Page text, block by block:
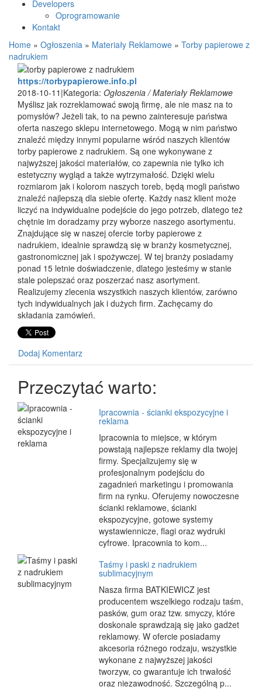
Developers
Oprogramowanie
Kontakt
Home » Ogłoszenia » Materiały Reklamowe » Torby papierowe z
nadrukiem
https://torbypapierowe.info.pl
2018-10-11 |Kategoria: Ogłoszenia / Materiały Reklamowe
Myślisz jak rozreklamować swoją firmę, ale nie masz na to
pomysłów? Jeżeli tak, to na pewno zainteresuje państwa
oferta naszego sklepu internetowego. Mogą w nim państwo
znaleźć między innymi popularne wśród naszych klientów
torby papierowe z nadrukiem. Są one wykonywane z
najwyższej jakości materiałów, co zapewnia nie tylko ich
estetyczny wygląd a także wytrzymałość. Dzięki wielu
rozmiarom jak i kolorom naszych toreb, będą mogli państwo
znaleźć najlepszą dla siebie ofertę. Każdy nasz klient może
liczyć na indywidualne podejście do jego potrzeb, dlatego też
chętnie im doradzamy przy wyborze naszego asortymentu.
Znajdujące się w naszej ofercie torby papierowe z
nadrukiem, idealnie sprawdzą się w branży kosmetycznej,
gastronomicznej jak i spożywczej. W tej branży posiadamy
ponad 15 letnie doświadczenie, dlatego jesteśmy w stanie
stale polepszać oraz poszerzać nasz asortyment.
Realizujemy zlecenia wszystkich naszych klientów, zarówno
tych indywidualnych jak i dużych firm. Zachęcamy do
składania zamówień.
Dodaj Komentarz
Przeczytać warto:
Ipracownia - ścianki ekspozycyjne i
reklama
Ipracownia to miejsce, w którym
powstają najlepsze reklamy dla twojej
firmy. Specjalizujemy się w
profesjonalnym podejściu do
zagadnień marketingu i promowania
firm na rynku. Oferujemy nowoczesne
ścianki reklamowe, ścianki
ekspozycyjne, gotowe systemy
wystawiennicze, flagi oraz wydruki
cyfrowe. Ipracownia to kom...
Taśmy i paski z nadrukiem
sublimacyjnym
Nasza firma BATKIEWICZ jest
producentem wszelkiego rodzaju taśm,
pasków, gum oraz tzw. smyczy, które
doskonale sprawdzają się jako gadżet
reklamowy. W ofercie posiadamy
akcesoria różnego rodzaju, wszystkie
wykonane z najwyższej jakości
tworzyw, co gwarantuje ich trwałość
oraz niezawodność. Szczególną p...